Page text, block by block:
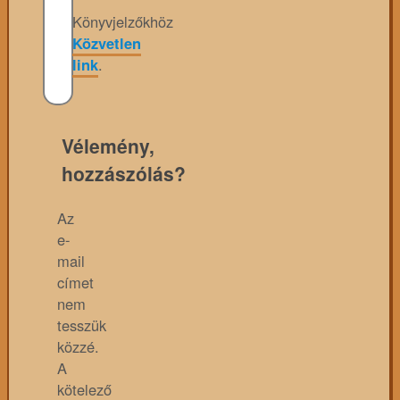
Könyvjelzőkhöz
Közvetlen
link.
Vélemény,
hozzászólás?
Az
e-
mail
címet
nem
tesszük
közzé.
A
kötelező